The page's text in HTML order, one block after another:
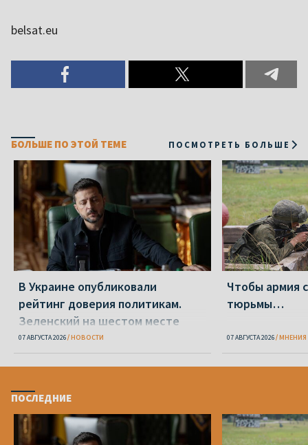
belsat.eu
БОЛЬШЕ ПО ЭТОЙ ТЕМЕ ПОСМОТРЕТЬ БОЛЬШЕ
В Украине опубликовали
рейтинг доверия политикам.
Зеленский на шестом месте
07 АВГУСТА 2026 НОВОСТИ
Чтобы армия
тюрьмы…
07 АВГУСТА 2026 МНЕНИЯ
ПОСЛЕДНИЕ